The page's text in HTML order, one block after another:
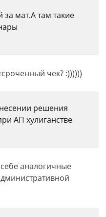
мат.А там такие
чек? :))))))
решения
АП хулиганстве
аналогичные